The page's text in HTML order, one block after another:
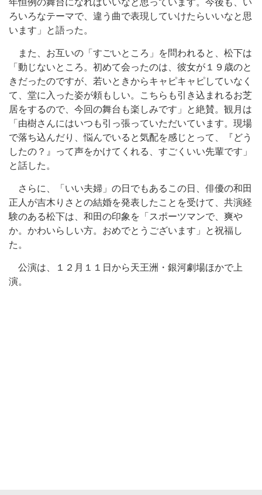
年恒例の舞台になればいいなと思っています。今後も、い
ろいろなテーマで、違う曲で表現していけたらいいなと思
います」と語った。
また、お互いの「すごいところ」を問われると、松下は
「動じないところ。初めて会ったのは、彼女が１９歳のと
きだったのですが、若いときからキャピキャピしていなく
て、堂に入った姿が頼もしい。こちらも引き込まれるお芝
居をするので、今回の舞台も楽しみです」と絶賛。観月は
「由樹さんにはいつも引っ張っていただいています。現場
で落ち込んだり、悩んでいると気配を感じとって、『どう
したの？』って声をかけてくれる、すごくいい先輩です」
と話した。
さらに、「いい夫婦」の日でもあるこの日、俳優の和田
正人が吉木りさとの結婚を発表したことを受けて、共演経
験のある松下は、和田の印象を「スポーツマンで、爽や
か。かわいらしい方。おめでとうございます」と祝福し
た。
公演は、１２月１１日から天王洲・銀河劇場ほかで上
演。